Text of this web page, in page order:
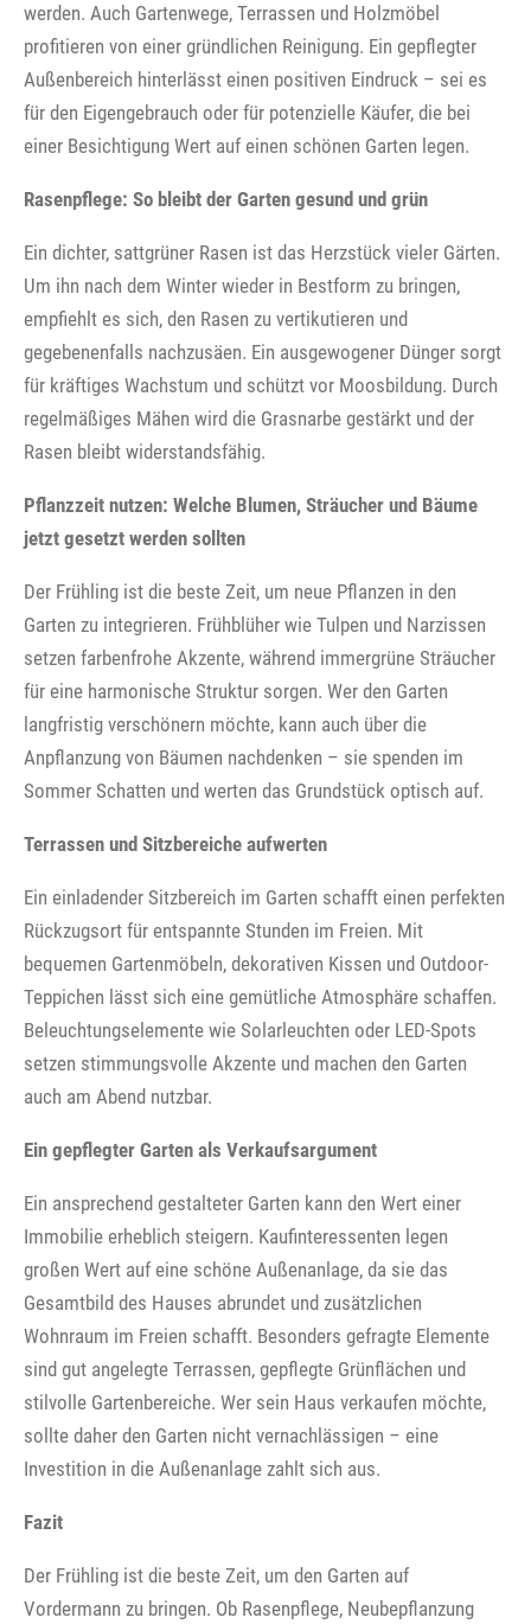
werden. Auch Gartenwege, Terrassen und Holzmöbel
profitieren von einer gründlichen Reinigung. Ein gepflegter
Außenbereich hinterlässt einen positiven Eindruck – sei es
für den Eigengebrauch oder für potenzielle Käufer, die bei
einer Besichtigung Wert auf einen schönen Garten legen.
Rasenpflege: So bleibt der Garten gesund und grün
Ein dichter, sattgrüner Rasen ist das Herzstück vieler Gärten.
Um ihn nach dem Winter wieder in Bestform zu bringen,
empfiehlt es sich, den Rasen zu vertikutieren und
gegebenenfalls nachzusäen. Ein ausgewogener Dünger sorgt
für kräftiges Wachstum und schützt vor Moosbildung. Durch
regelmäßiges Mähen wird die Grasnarbe gestärkt und der
Rasen bleibt widerstandsfähig.
Pflanzzeit nutzen: Welche Blumen, Sträucher und Bäume
jetzt gesetzt werden sollten
Der Frühling ist die beste Zeit, um neue Pflanzen in den
Garten zu integrieren. Frühblüher wie Tulpen und Narzissen
setzen farbenfrohe Akzente, während immergrüne Sträucher
für eine harmonische Struktur sorgen. Wer den Garten
langfristig verschönern möchte, kann auch über die
Anpflanzung von Bäumen nachdenken – sie spenden im
Sommer Schatten und werten das Grundstück optisch auf.
Terrassen und Sitzbereiche aufwerten
Ein einladender Sitzbereich im Garten schafft einen perfekten
Rückzugsort für entspannte Stunden im Freien. Mit
bequemen Gartenmöbeln, dekorativen Kissen und Outdoor-
Teppichen lässt sich eine gemütliche Atmosphäre schaffen.
Beleuchtungselemente wie Solarleuchten oder LED-Spots
setzen stimmungsvolle Akzente und machen den Garten
auch am Abend nutzbar.
Ein gepflegter Garten als Verkaufsargument
Ein ansprechend gestalteter Garten kann den Wert einer
Immobilie erheblich steigern. Kaufinteressenten legen
großen Wert auf eine schöne Außenanlage, da sie das
Gesamtbild des Hauses abrundet und zusätzlichen
Wohnraum im Freien schafft. Besonders gefragte Elemente
sind gut angelegte Terrassen, gepflegte Grünflächen und
stilvolle Gartenbereiche. Wer sein Haus verkaufen möchte,
sollte daher den Garten nicht vernachlässigen – eine
Investition in die Außenanlage zahlt sich aus.
Fazit
Der Frühling ist die beste Zeit, um den Garten auf
Vordermann zu bringen. Ob Rasenpflege, Neubepflanzung